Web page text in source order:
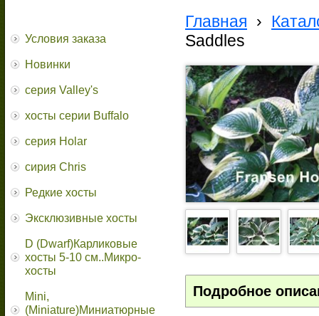
Условия заказа
Новинки
серия Valley's
хосты серии Buffalo
серия Holar
сирия Chris
Редкие хосты
Эксклюзивные хосты
D (Dwarf)Карликовые
хосты 5-10 см..Микро-
хосты
Mini,
(Miniature)Миниатюрные
Главная ›
Saddles
Подробное